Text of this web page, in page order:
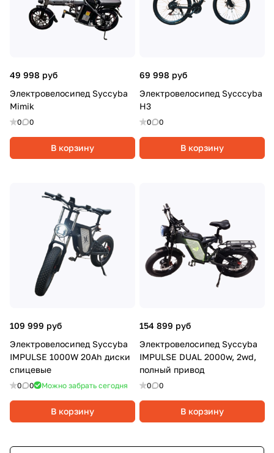
49 998 руб
Электровелосипед Syccyba
Mimik
0 0
В корзину
69 998 руб
Электровелосипед Sycccyba
H3
0 0
В корзину
109 999 руб
Электровелосипед Syccyba
IMPULSE 1000W 20Ah диски
спицевые
0 0 Можно забрать сегодня
В корзину
154 899 руб
Электровелосипед Syccyba
IMPULSE DUAL 2000w, 2wd,
полный привод
0 0
В корзину